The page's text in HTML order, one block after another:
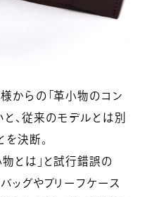
からの「革小物のコン
、従来のモデルとは別
決断。
物とは」と試行錯誤の
ッグやブリーフケース